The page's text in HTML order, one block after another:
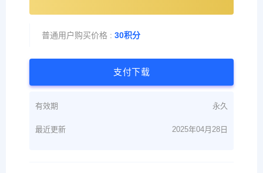
普通用户购买价格 : 30积分
支付下载
有效期 永久
最近更新 2025年04月28日